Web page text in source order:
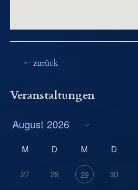
Beitragsnavigation
←zurück
Veranstaltungen
M D M D
27 28 29 30